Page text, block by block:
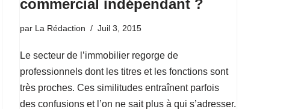
commercial indépendant ?
par La Rédaction Juil 3, 2015
Le secteur de l’immobilier regorge de
professionnels dont les titres et les fonctions sont
très proches. Ces similitudes entraînent parfois
des confusions et l’on ne sait plus à qui s’adresser.